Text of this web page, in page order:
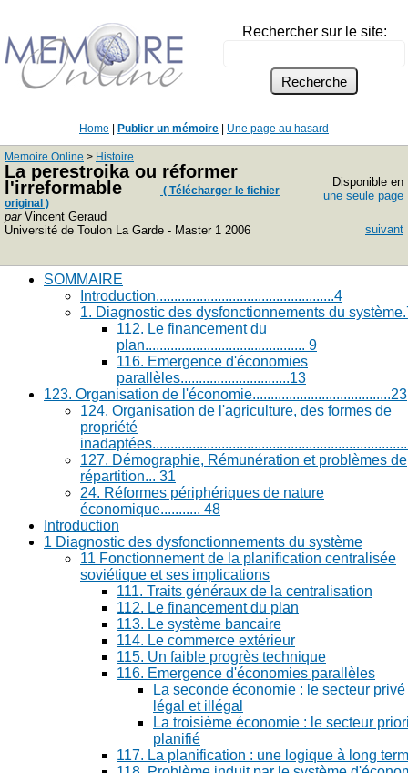
Rechercher sur le site:
Home Publier un mémoire Une page au hasard
Memoire Online > Histoire
La perestroika ou réformer
l'irreformable
( Télécharger le fichier
original )
parVincent Geraud
Université de Toulon La Garde - Master 1 2006
Disponible en
une seule page
suivant
SOMMAIRE
Introduction.................................................4
1. Diagnostic des dysfonctionnements du
112. Le financement du
plan............................................ 9
116. Emergence d'économies
parallèles..............................13
123. Organisation de l'économie......................................23
124. Organisation de l'agriculture, des formes de
propriété
127. Démographie, Rémunération et problèmes de
répartition... 31
24. Réformes périphériques de nature
économique........... 48
Introduction
1 Diagnostic des dysfonctionnements du système
11 Fonctionnement de la planification centralisée
soviétique et ses implications
111. Traits généraux de la centralisation
112. Le financement du plan
113. Le système bancaire
114. Le commerce extérieur
115. Un faible progrès technique
116. Emergence d'économies parallèles
La seconde économie : le secteur privé
légal et illégal
La troisième économie : le secteur
planifié
117. La planification : une logique à long